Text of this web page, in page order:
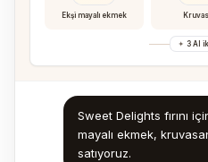
Ekşi mayalı ekmek
3 AI
Sweet Delights fırını
mayalı ekmek,
satıyoruz.